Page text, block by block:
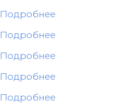
Подробнее
Подробнее
Подробнее
Подробнее
Подробнее